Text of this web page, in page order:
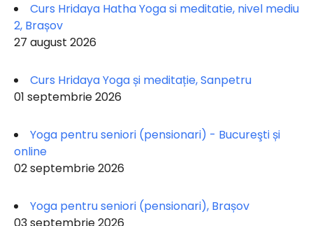
Curs Hridaya Hatha Yoga si meditatie, nivel mediu
2, Brașov
27 august 2026
Curs Hridaya Yoga și meditație, Sanpetru
01 septembrie 2026
Yoga pentru seniori (pensionari) - Bucureşti și
online
02 septembrie 2026
Yoga pentru seniori (pensionari), Brașov